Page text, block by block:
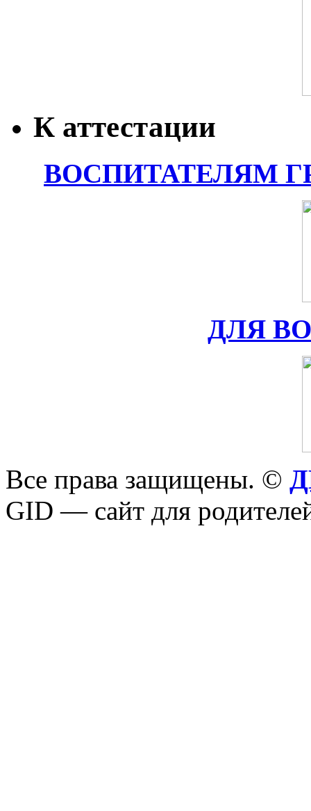
К аттестации
ВОСПИТАТЕЛЯМ
ДЛЯ
Все права защищены. ©
GID — сайт для